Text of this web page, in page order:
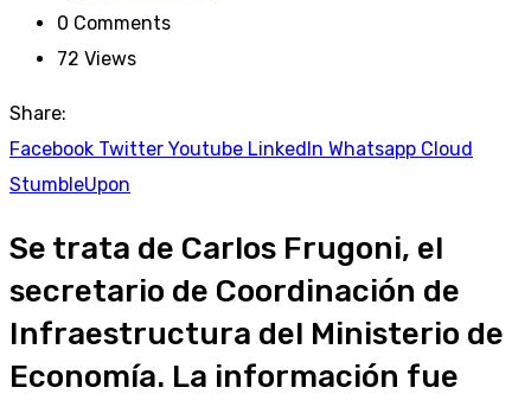
0 Comments
72 Views
Share:
Facebook Twitter Youtube LinkedIn Whatsapp Cloud
StumbleUpon
Se trata de Carlos Frugoni, el
secretario de Coordinación de
Infraestructura del Ministerio de
Economía. La información fue